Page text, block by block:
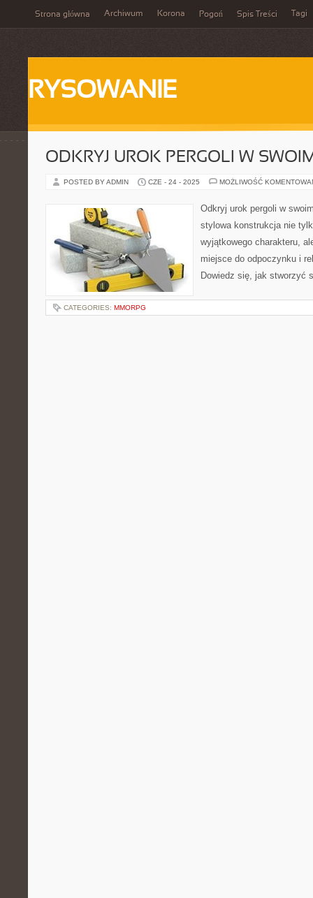
Strona główna Archiwum Korona Pogoń Spis Treści Tagi
RYSOWANIE
ODKRYJ UROK PERGOLI W
POSTED BY ADMIN CZE - 24 - 2025 MOŻLIWOŚĆ
Odkryj urok pergoli w
stylowa konstrukcja nie
wyjątkowego charakteru,
miejsce do odpoczynku i
Dowiedz się, jak stworzyć
CATEGORIES: MMORPG